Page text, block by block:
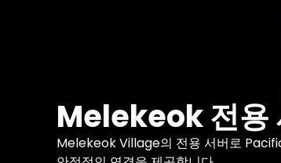
Melekeok 전용
Melekeok Village의 전용 서버로